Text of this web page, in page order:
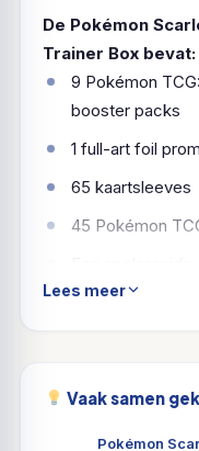
De Pokémon
Trainer Box bevat:
9 Pokémon
booster packs
1 full-art foil
65 kaartsleeves
45 Pokémon
Crown uitbreiding
2 plastic
Een collector’s
Lees meer
Vaak samen
Pokémon